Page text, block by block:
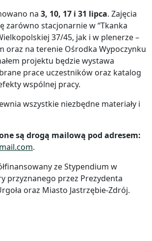
na 3, 10, 17 i 31 lipca. Zajęcia
zarówno stacjonarnie w “Tkanka
37/45, jak i w plenerze –
oraz na terenie Ośrodka Wypoczynku
projektu będzie wystawa
prace uczestników oraz katalog
wspólnej pracy.
wszystkie niezbędne materiały i
są drogą mailową pod adresem:
.
ze Stypendium w
przyznanego przez Prezydenta
oraz Miasto Jastrzębie-Zdrój.